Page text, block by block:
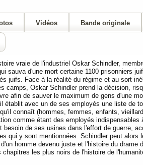
Vidéos Bande originale
vraie de l'industriel Oskar Schindler,
sauva d'une mort certaine 1100 prisonniers
juifs. Face à la réalité du régime et au sort
camps, Oskar Schindler prend la décision,
afin de sauver le maximum de gens d'une
établit avec un de ses employés une liste de
connaît (hommes, femmes, enfants,
comme étant des employés indispensables
besoin de ses usines dans l'effort de guerre,
qui y sont mentionnées. Schindler peut alors
homme devenu juste et l'histoire du drame
les plus noirs de l'histoire de